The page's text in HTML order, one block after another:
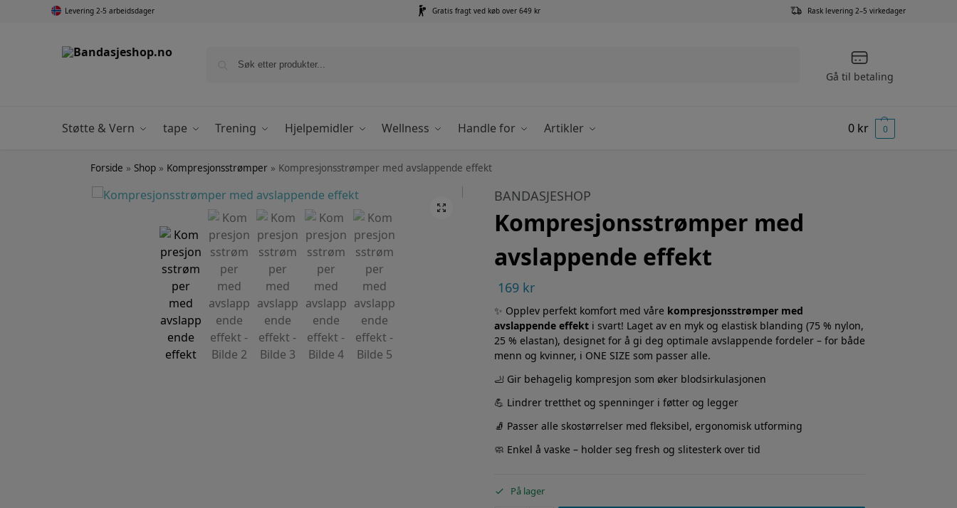
Levering 2-5 arbeidsdager Gratis fragt ved køb over 649 kr Rask levering 2–5 virkedager
Gå til betaling
Støtte & Vern tape Trening Hjelpemidler Wellness Handle for Artikler 0 kr 0
Forside » Shop » Kompresjonsstrømper » Kompresjonsstrømper med avslappende effekt
BANDASJESHOP
Kompresjonsstrømper med
avslappende effekt
169 kr
✨ Opplev perfekt komfort med våre kompresjonsstrømper med
avslappende effekti svart! Laget av en myk og elastisk blanding (75 % nylon,
25 % elastan), designet for å gi deg optimale avslappende fordeler – for både
menn og kvinner, i ONE SIZE som passer alle.
🦶 Gir behagelig kompresjon som øker blodsirkulasjonen
💪 Lindrer tretthet og spenninger i føtter og legger
🧦 Passer alle skostørrelser med fleksibel, ergonomisk utforming
🧼 Enkel å vaske – holder seg fresh og slitesterk over tid
På lager